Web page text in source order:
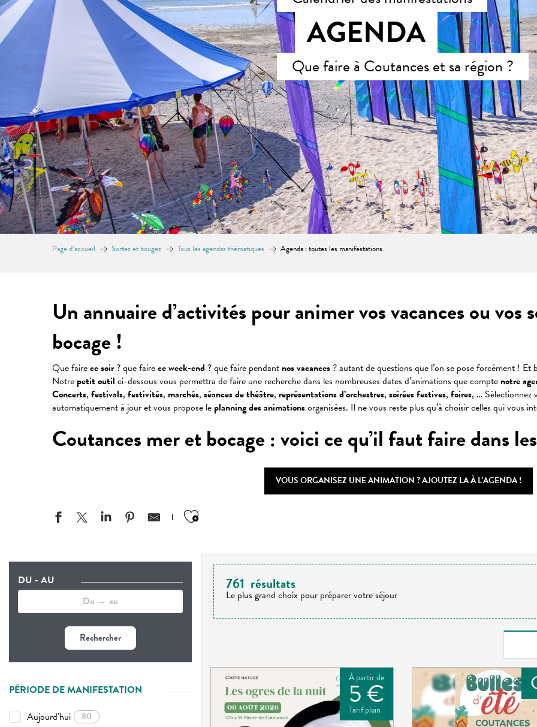
AGENDA
Que faire à Coutances et sa région ?
Page d’accueil Sortez et bougez Tous les agendas thématiques Agenda : toutes les manifestations
Un annuaire d’activités pour animer vos vacances ou vos
bocage !
Que fairece soir? que fairece week-end ? que faire pendant nos vacances? autant de questions que l’on se pose forcément !
Notre petit outil ci-dessous vous permettra de faire une recherche dans les nombreuses dates d’animations que compte notre
Concerts, festivals, festivités, marchés, séancesdethéâtre, représentationsd’orchestres, soiréesfestives, foires, … Sélectionnez
automatiquement à jour et vous propose le planning des animationsorganisées. Il ne vous reste plus qu’à choisir celles qui vous
Coutances mer et bocage : voici ce qu’il faut faire dans
VOUS ORGANISEZ UNE ANIMATION ? AJOUTEZ LA À L'AGENDA !
Ajouter aux favoris
DU - AU
Rechercher
PÉRIODE DE MANIFESTATION
Aujourd'hui
80
761 résultats
Le plus grand choix pour préparer votre séjour
À partir de
5 €
Tarif plein